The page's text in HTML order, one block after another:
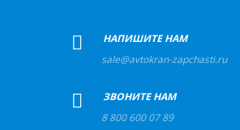
НАПИШИТЕ НАМ
sale@avtokran-zapchasti.ru
ЗВОНИТЕ НАМ
8 800 600 07 89